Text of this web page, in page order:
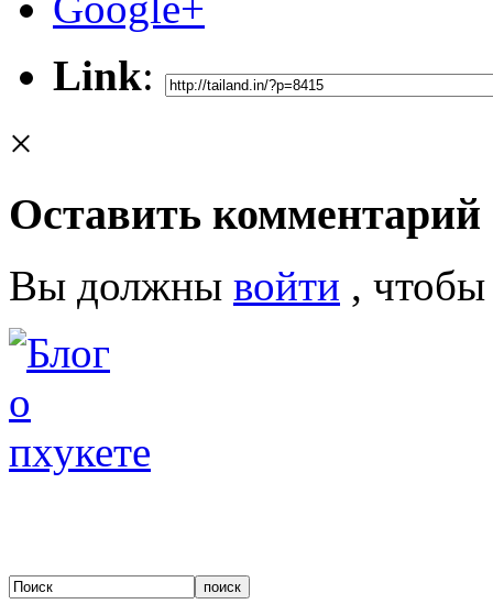
Link:
×
Оставить комментарий
Вы должны войти ,